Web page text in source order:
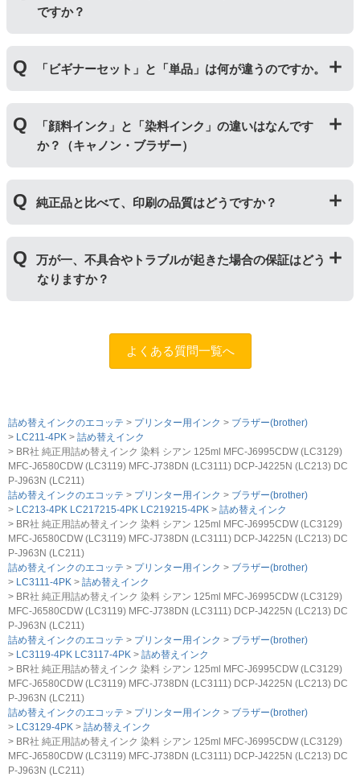
ですか？
をご購入ください。ビギナーセットには説明書を同封し
ておりますのでご覧いただき、正しく作業を行ってくだ
さい。単品商品には、詰め替えに必要な道具や説明書な
どが入っておりません。
「ビギナーセット」と「単品」は何が違うのですか。
いています。「単品」には説明書や道具が付いておりま
せんので、リピーター様向けに販売しております。
「顔料インク」と「染料インク」の違いはなんです
か？（キャノン・ブラザー）
せます。紫外線に強いため色の劣化が少なく、耐水性に
優れているため印字のにじみが少ないのが特徴です。
「染料インク」はインクが紙の繊維質に浸透して発色し
ます。インクを重ね合わせて細かく色合いを表現でき、
発色の良い鮮やかな仕上がりになるため、写真印刷に向
純正品と比べて、印刷の品質はどうですか？
写真やディスク(CDやDVD)など光沢のある用紙への印刷
は色味が異なる場合がありますのでご注意ください。ま
た、純正品と比べると色あせや劣化が進みやすいため、
ご注意ください。
万が一、不具合やトラブルが起きた場合の保証はどう
なりますか？
問合フォーム ふたつの保証
おりますので、ご購入商品とご使用プリンタ―について
よくある質問一覧へ
詰め替えインクのエコッテ プリンター用インク
ブラザー(brother)
LC211-4PK
詰め替えインク
BR社 純正用詰め替えインク 染料 シアン 125ml MFC-J6995CDW (LC3129)
MFC-J6580CDW (LC3119) MFC-J738DN (LC3111) DCP-J4225N (LC213) DC
P-J963N (LC211)
詰め替えインクのエコッテ
プリンター用インク
ブラザー(brother)
LC213-4PK LC217215-4PK LC219215-4PK
詰め替えインク
BR社 純正用詰め替えインク 染料 シアン 125ml MFC-J6995CDW (LC3129)
MFC-J6580CDW (LC3119) MFC-J738DN (LC3111) DCP-J4225N (LC213) DC
P-J963N (LC211)
詰め替えインクのエコッテ
プリンター用インク
ブラザー(brother)
LC3111-4PK
詰め替えインク
BR社 純正用詰め替えインク 染料 シアン 125ml MFC-J6995CDW (LC3129)
MFC-J6580CDW (LC3119) MFC-J738DN (LC3111) DCP-J4225N (LC213) DC
P-J963N (LC211)
詰め替えインクのエコッテ
プリンター用インク
ブラザー(brother)
LC3119-4PK LC3117-4PK
詰め替えインク
BR社 純正用詰め替えインク 染料 シアン 125ml MFC-J6995CDW (LC3129)
MFC-J6580CDW (LC3119) MFC-J738DN (LC3111) DCP-J4225N (LC213) DC
P-J963N (LC211)
詰め替えインクのエコッテ
プリンター用インク
ブラザー(brother)
LC3129-4PK
詰め替えインク
BR社 純正用詰め替えインク 染料 シアン 125ml MFC-J6995CDW (LC3129)
MFC-J6580CDW (LC3119) MFC-J738DN (LC3111) DCP-J4225N (LC213) DC
P-J963N (LC211)